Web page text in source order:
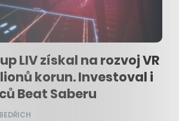
LIV získal na rozvoj VR
korun. Investoval i
Beat Saberu